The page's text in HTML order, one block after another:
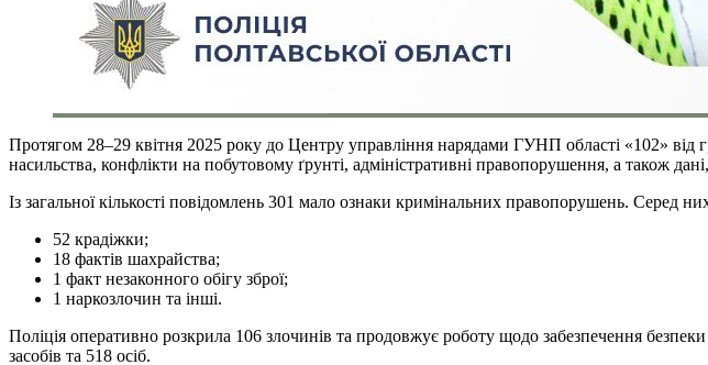
Протягом 28–29 квітня 2025 року до Центру управління нарядами ГУНП області «102» від
насильства, конфлікти на побутовому ґрунті, адміністративні правопорушення, а також
Із загальної кількості повідомлень 301 мало ознаки кримінальних правопорушень. Серед
52 крадіжки;
18 фактів шахрайства;
1 факт незаконного обігу зброї;
1 наркозлочин та інші.
Поліція оперативно розкрила 106 злочинів та продовжує роботу щодо забезпечення
засобів та 518 осіб.